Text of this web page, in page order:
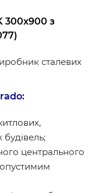
300x900 з
сталевих
будівель;
центрального